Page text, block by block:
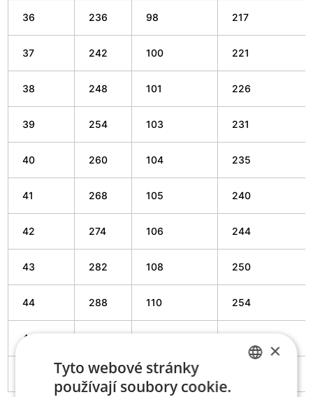
36 236 98 217
37 242 100 221
38 248 101 226
39 254 103 231
40 260 104 235
41 268 105 240
42 274 106 244
43 282 108 250
44 288 110 254
45
300 112
×
Tyto webové stránky
používají soubory cookie.